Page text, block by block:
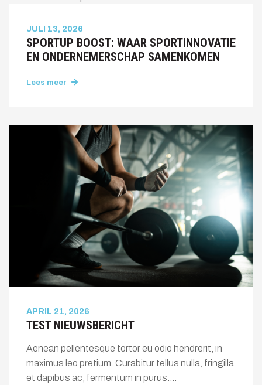
JULI 13, 2026
SPORTUP BOOST: WAAR SPORTINNOVATIE
EN ONDERNEMERSCHAP SAMENKOMEN
Lees meer
APRIL 21, 2026
TEST NIEUWSBERICHT
Aenean pellentesque tortor eu odio hendrerit, in
maximus leo pretium. Curabitur tellus nulla, fringilla
et dapibus ac, fermentum in purus....